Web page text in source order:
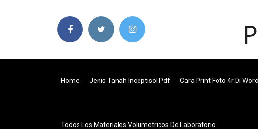
Home Jenis Tanah Inceptisol Pdf Cara Print Foto 4r Di Word
Todos Los Materiales Volumetricos De Laboratorio